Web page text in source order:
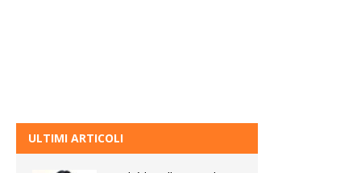
ULTIMI ARTICOLI